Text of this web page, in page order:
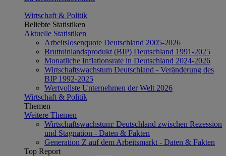
Wirtschaft & Politik
Beliebte Statistiken
Aktuelle Statistiken
Arbeitslosenquote Deutschland 2005-2026
Bruttoinlandsprodukt (BIP) Deutschland 1991-2025
Monatliche Inflationsrate in Deutschland 2024-2026
Wirtschaftswachstum Deutschland - Veränderung des
BIP 1992-2025
Wertvollste Unternehmen der Welt 2026
Wirtschaft & Politik
Themen
Weitere Themen
Wirtschaftswachstum: Deutschland zwischen Rezession
und Stagnation - Daten & Fakten
Generation Z auf dem Arbeitsmarkt - Daten & Fakten
Top Report